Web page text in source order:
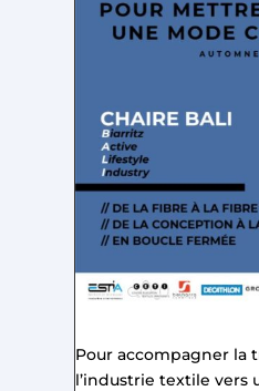
Pour accompagner la
l’industrie textile vers